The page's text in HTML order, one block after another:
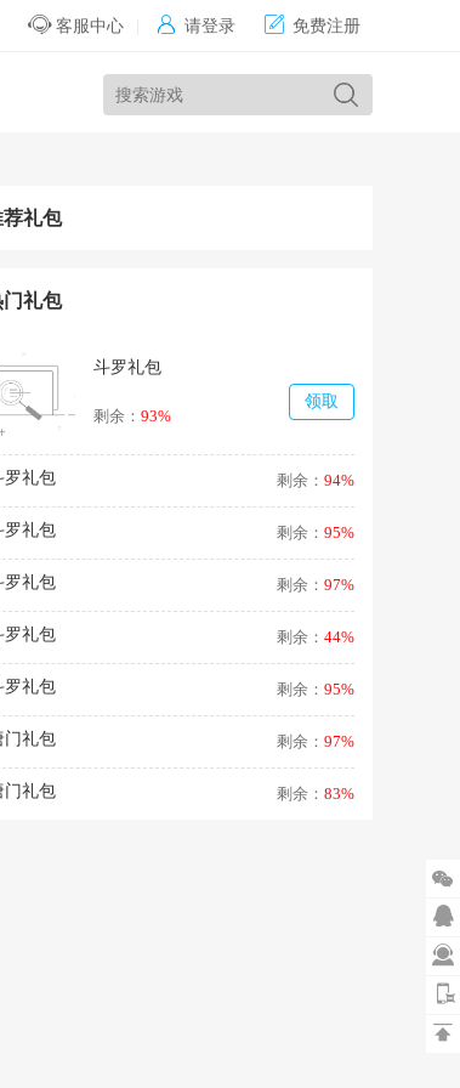
客服中心  请登录  免费注册
荐礼包
门礼包
斗罗礼包
剩余： 93%
领取
罗礼包 剩余： 94%
罗礼包 剩余： 95%
罗礼包 剩余： 97%
罗礼包 剩余： 44%
罗礼包 剩余： 95%
门礼包 剩余： 97%
门礼包 剩余： 83%




